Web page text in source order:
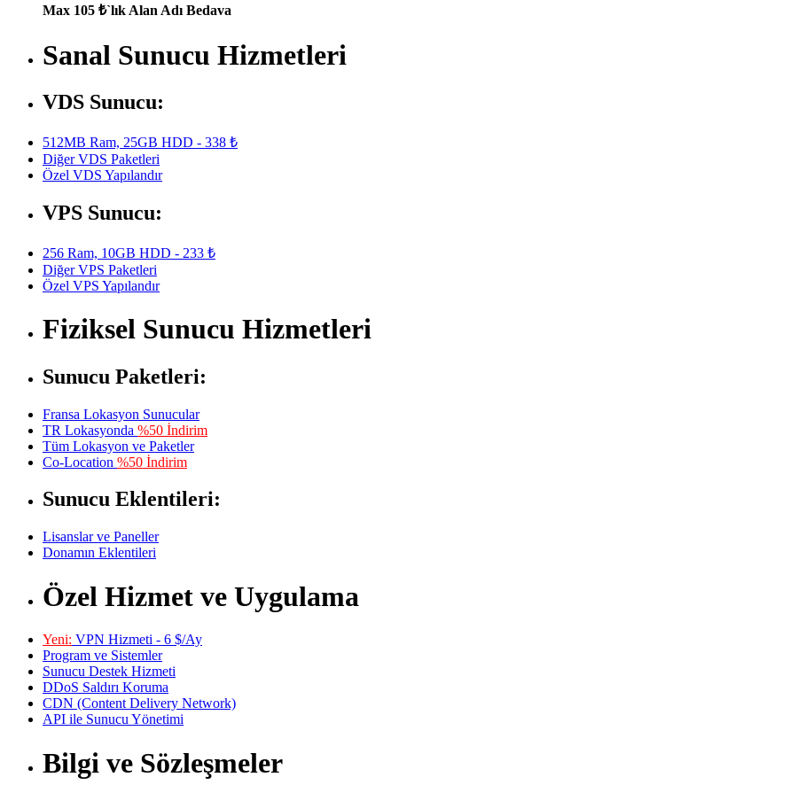
Max 105 ₺`lık Alan Adı Bedava
Sanal Sunucu Hizmetleri
VDS Sunucu:
512MB Ram, 25GB HDD - 338 ₺
Diğer VDS Paketleri
Özel VDS Yapılandır
VPS Sunucu:
256 Ram, 10GB HDD - 233 ₺
Diğer VPS Paketleri
Özel VPS Yapılandır
Fiziksel Sunucu Hizmetleri
Sunucu Paketleri:
Fransa Lokasyon Sunucular
TR Lokasyonda %50 İndirim
Tüm Lokasyon ve Paketler
Co-Location %50 İndirim
Sunucu Eklentileri:
Lisanslar ve Paneller
Donamın Eklentileri
Özel Hizmet ve Uygulama
Yeni: VPN Hizmeti - 6 $/Ay
Program ve Sistemler
Sunucu Destek Hizmeti
DDoS Saldırı Koruma
CDN (Content Delivery Network)
API ile Sunucu Yönetimi
Bilgi ve Sözleşmeler